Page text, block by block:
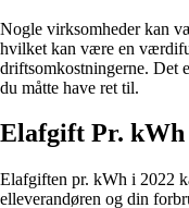
Nogle virksomheder kan
hvilket kan være en
driftsomkostningerne. Det
du måtte have ret til.
Elafgift Pr. kWh
Elafgiften pr. kWh i 2022
elleverandøren og din